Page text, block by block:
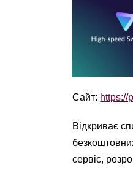
Сайт: https://
Відкриває
сервіс,